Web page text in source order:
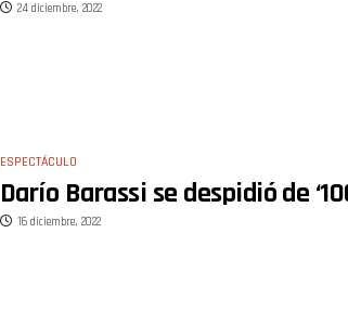
24 diciembre, 2022
ESPECTÁCULO
Darío Barassi se despidió de
16 diciembre, 2022